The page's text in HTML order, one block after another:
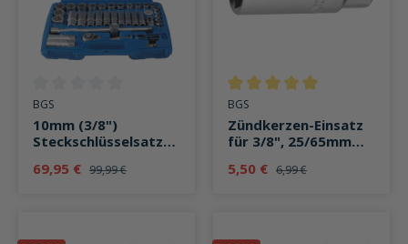
Durchschnittliche Bewertung von 0 von 5 Sternen
BGS
10mm (3/8")
Steckschlüsselsatz
69,95 € 99,99 €
Durchschnittliche Bewertung
BGS
Zündkerzen-Einsatz
für 3/8", 25/65mm
5,50 € 6,99 €